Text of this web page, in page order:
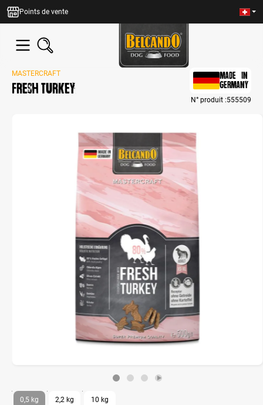
principal
Points de vente
MASTERCRAFT
Fresh Turkey
MADE IN
GERMANY
N° produit :555509
0,5 kg 2,2 kg 10 kg